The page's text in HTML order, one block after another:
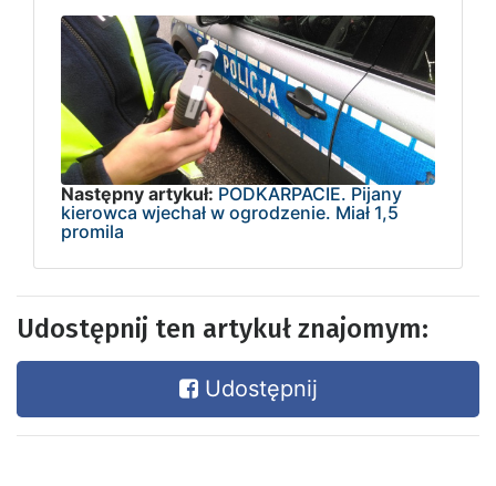
Następny artykuł: PODKARPACIE. Pijany
kierowca wjechał w ogrodzenie. Miał 1,5
promila
Udostępnij ten artykuł znajomym:
Udostępnij